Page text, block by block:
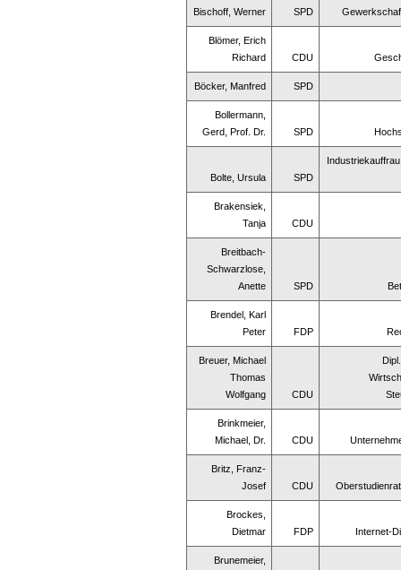
Bischoff, Werner SPD
Blömer, Erich
Richard
CDU
Böcker, Manfred SPD
Bollermann,
Gerd, Prof. Dr.
SPD
Bolte, Ursula SPD
Brakensiek,
Tanja
CDU
Breitbach-
Schwarzlose,
Anette
SPD
Brendel, Karl
Peter
FDP
Breuer, Michael
Thomas
Wolfgang
CDU
Brinkmeier,
Michael, Dr.
CDU
Britz, Franz-
Josef
CDU
Brockes,
Dietmar
FDP Internet-
Brunemeier,